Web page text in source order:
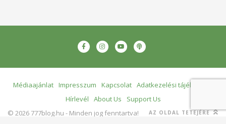
Médiaajánlat Impresszum Kapcsolat Adatkezelési tájékoztató
Hírlevél
About Us
Support Us
© 2026 777blog.hu - Minden jog fenntartva!
AZ OLDAL TETEJÉRE